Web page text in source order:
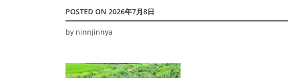
POSTED ON 2026年7月8日
by ninnjinnya